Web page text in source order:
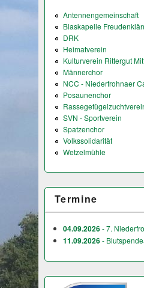
Antennengemeinschaft
Blaskapelle
DRK
Heimatverein
Kulturverein Rittergut
Männerchor
NCC - Niederfrohnaer
Posaunenchor
SVN - Sportverein
Spatzenchor
Volkssolidarität
Wetzelmühle
Termine
04.09.2026- 7.
11.09.2026-